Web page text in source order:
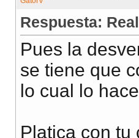
Respuesta:
Pues la
se tiene que
lo cual lo
Platica con tu